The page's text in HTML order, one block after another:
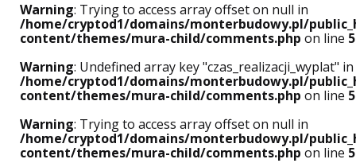
Warning: Trying to access array offset on null in
/home/cryptod1/domains/monterbudowy.pl/
content/themes/mura-child/comments.php on line
Warning: Undefined array key "czas_realizacji_wyplat" in
/home/cryptod1/domains/monterbudowy.pl/
content/themes/mura-child/comments.php on line
Warning: Trying to access array offset on null in
/home/cryptod1/domains/monterbudowy.pl/
content/themes/mura-child/comments.php on line